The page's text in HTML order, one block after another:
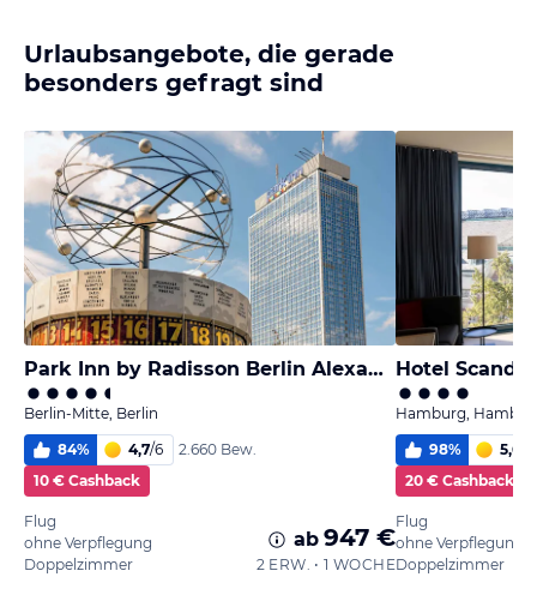
Urlaubsangebote, die gerade
besonders gefragt sind
Park Inn by Radisson Berlin Alexanderplatz
Berlin-Mitte, Berlin
84% 4,7/6
2.660 Bew.
10 € Cashback
Flug
ohne Verpflegung
Doppelzimmer
ab 947 €
2 ERW. • 1 WOCHE
Hotel
Hamburg,
98% 5,6
20 € Cashback
Flug
ohne Verpflegung
Doppelzimmer